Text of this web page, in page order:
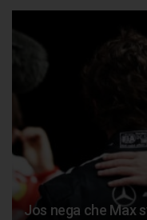
Jos nega che Max